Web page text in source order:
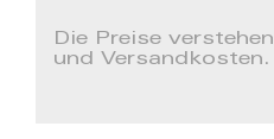
Die Preise
und Versandkosten.